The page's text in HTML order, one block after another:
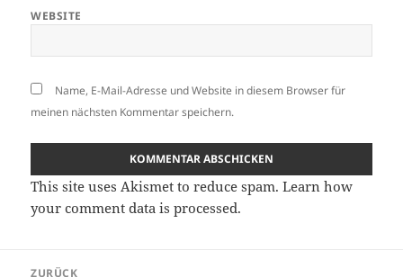
WEBSITE
Name, E-Mail-Adresse und Website in diesem Browser für
meinen nächsten Kommentar speichern.
This site uses Akismet to reduce spam.Learn how
your comment data is processed.
ZURÜCK